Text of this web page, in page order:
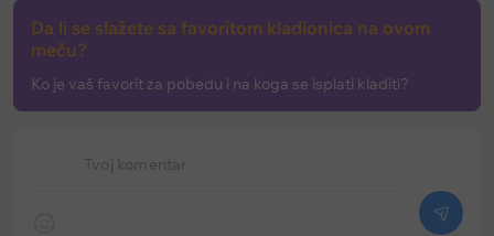
pobedom jedne ekipe sa hendikepom (−1,5).
Očekivani sastav Alžira (4-2-3-1):Melvin Mastil –
Ait-Nuri – Ramiz Zeruki, Husem Auar – Rijad Marez,
Tvoj komentar
Da li se slažete sa favoritom kladionica na ovom
meču?
Ko je vaš favorit za pobedu i na koga se isplati kladiti?